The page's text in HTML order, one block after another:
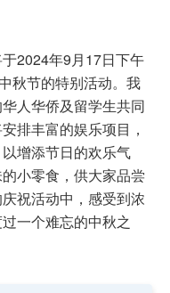
2024年9月17日下午
秋节的特别活动。我
人华侨及留学生共同
排丰富的娱乐项目，
增添节日的欢乐气
小零食，供大家品尝
祝活动中，感受到浓
一个难忘的中秋之